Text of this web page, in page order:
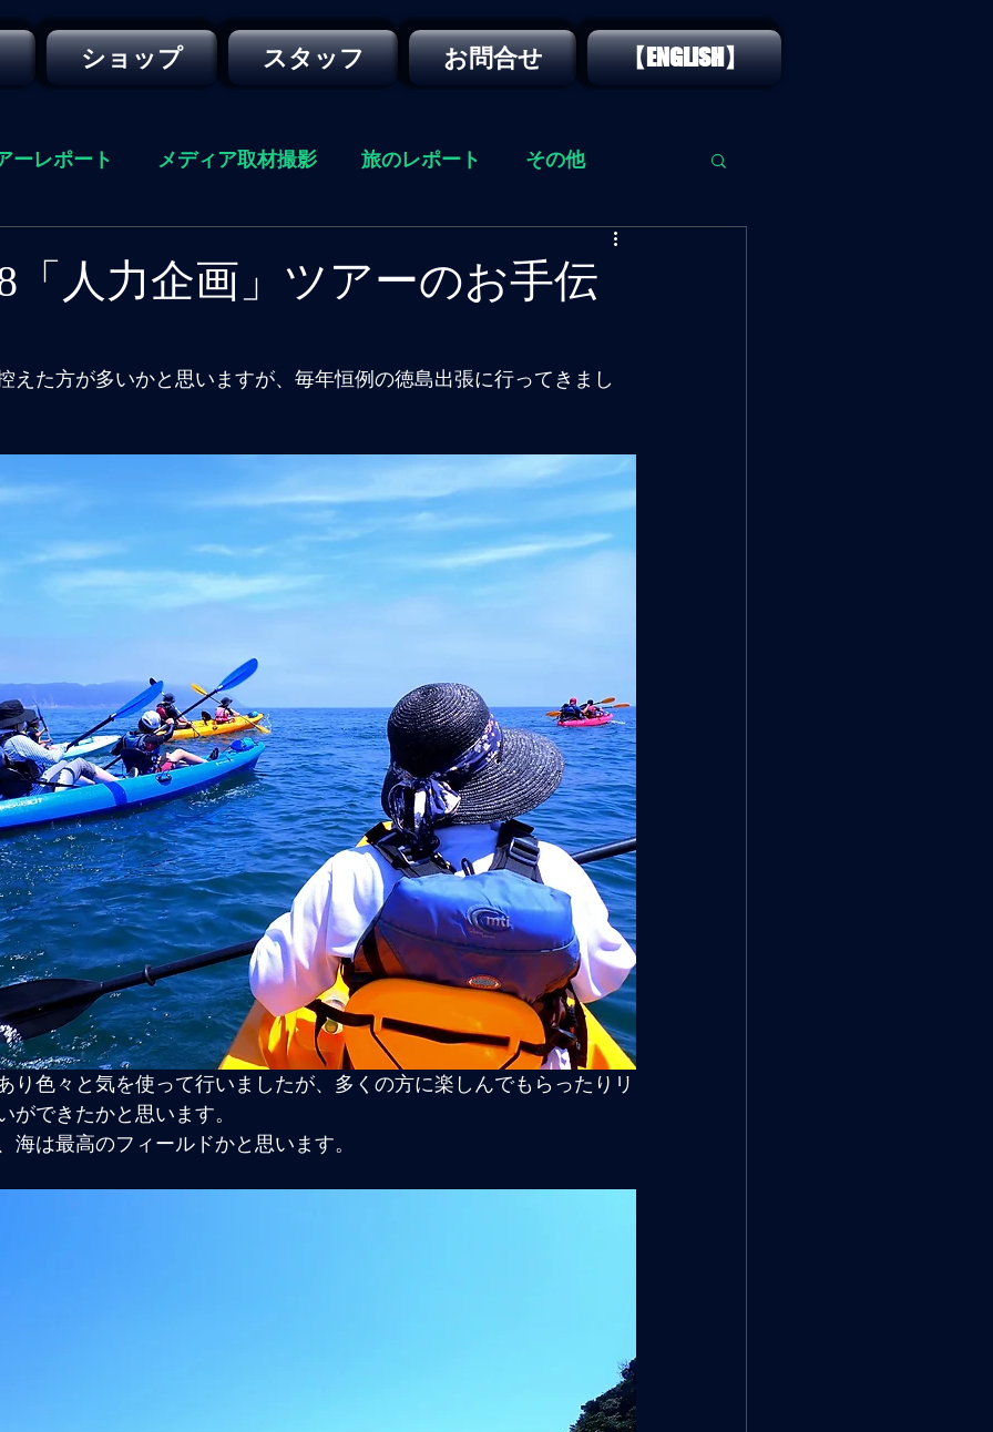
ショップ スタッフ お問合せ 【ENGLISH】
ーレポート メディア取材撮影 旅のレポート その他
「人力企画」ツアーのお手伝
えた方が多いかと思いますが、毎年恒例の徳島出張に行ってきまし
り色々と気を使って行いましたが、多くの方に楽しんでもらったりリ
ができたかと思います。
海は最高のフィールドかと思います。